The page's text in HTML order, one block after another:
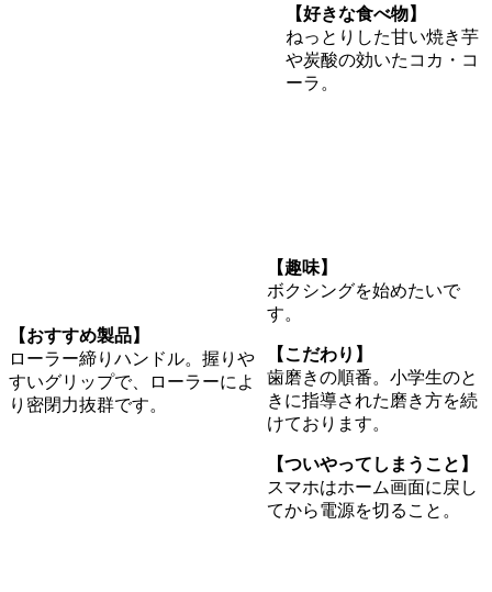
【好きな食べ物】
ねっとりした甘い焼き芋
や炭酸の効いたコカ・コ
ーラ。
【おすすめ製品】
ローラー締りハンドル。握りや
すいグリップで、ローラーによ
り密閉力抜群です。
【趣味】
ボクシングを始めたいで
す。
【こだわり】
歯磨きの順番。小学生のと
きに指導された磨き方を続
けております。
【ついやってしまうこと】
スマホはホーム画面に戻し
てから電源を切ること。